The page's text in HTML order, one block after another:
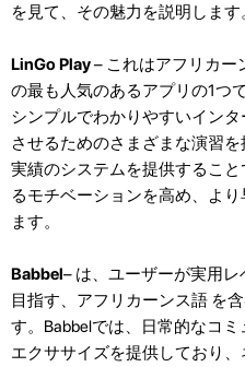
を見て、その魅力を説明します
LinGo Play– これはアフリカー
の最も人気のあるアプリの1つ
シンプルでわかりやすいイン
させるためのさまざまな演習
実績のシステムを提供するこ
るモチベーションを高め、よ
ます。
Babbel– は、ユーザーが実用
目指す、アフリカーンス語 を
す。Babbelでは、日常的なコ
エクササイズを提供しており